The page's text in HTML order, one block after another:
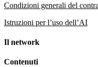
Condizioni generali del
Istruzioni per l’uso dell’AI
Il network
Contenuti